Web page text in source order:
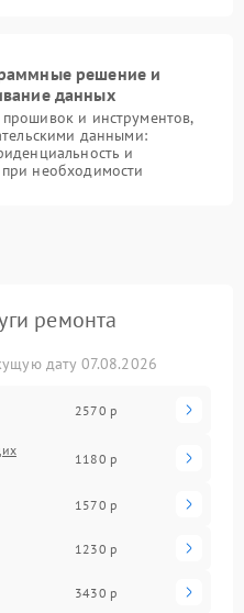
решение и
данных
и инструментов,
данными:
и
необходимости
ремонта
дату 07.08.2026
2570 р
1180 р
1570 р
1230 р
3430 р